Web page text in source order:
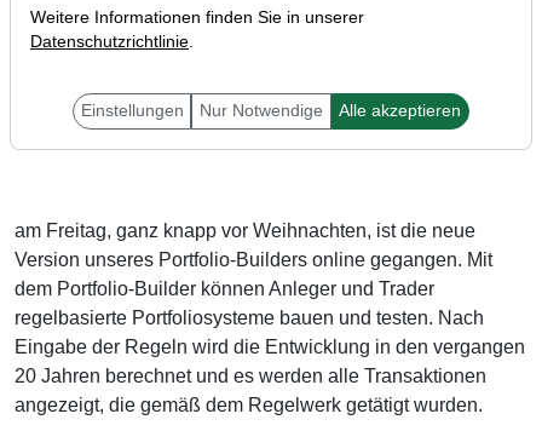
Liebe TraderFox-Freunde,
am Freitag, ganz knapp vor Weihnachten, ist die neue
Version unseres Portfolio-Builders online gegangen. Mit
dem Portfolio-Builder können Anleger und Trader
regelbasierte Portfoliosysteme bauen und testen. Nach
Eingabe der Regeln wird die Entwicklung in den vergangen
20 Jahren berechnet und es werden alle Transaktionen
angezeigt, die gemäß dem Regelwerk getätigt wurden.
Weitere Informationen finden Sie in unserer
Datenschutzrichtlinie.
Einstellungen Nur Notwendige Alle akzeptieren